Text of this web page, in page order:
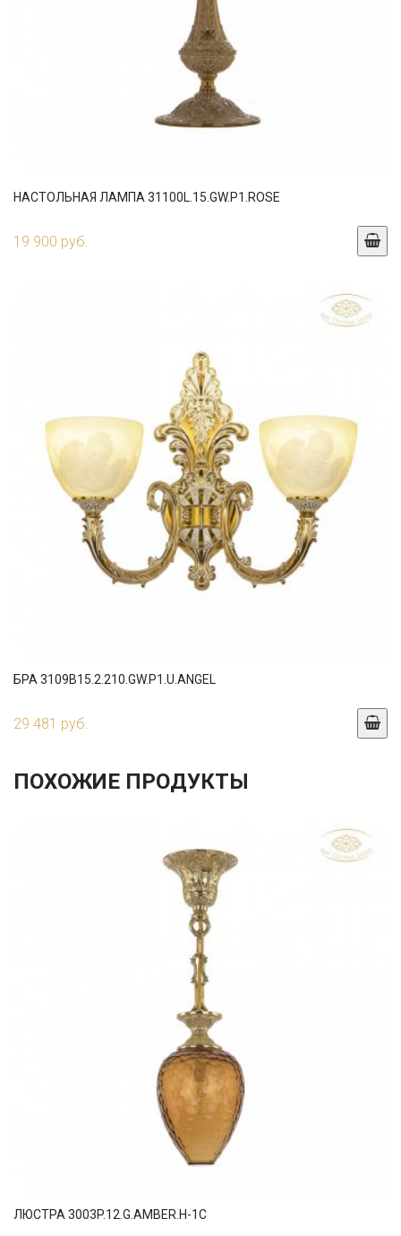
НАСТОЛЬНАЯ ЛАМПА 31100L.15.GW.P1.ROSE
19 900 руб.
БРА 3109B15.2.210.GW.P1.U.ANGEL
29 481 руб.
ПОХОЖИЕ ПРОДУКТЫ
ЛЮСТРА 3003P.12.G.AMBER.H-1C